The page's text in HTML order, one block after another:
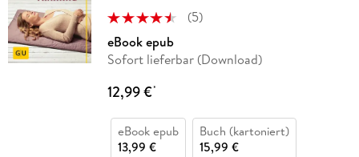
(5)
eBook epub
Sofort lieferbar (Download)
12,99 €*
eBook epub
13,99 €
Buch (kartoniert)
15,99 €